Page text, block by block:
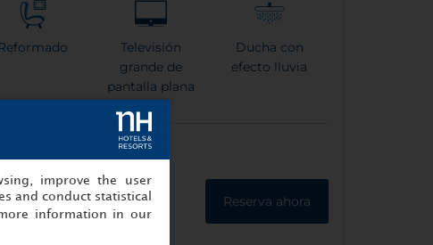
Reformado
Televisión
grande de
pantalla plana
Ducha con
efecto lluvia
Reserva ahora
improve the user
and conduct statistical
information in our